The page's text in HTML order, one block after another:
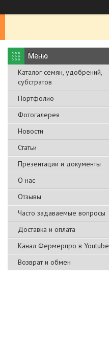
Каталог семян, удобрений,
субстратов
Портфолио
Фотогалерея
Новости
Статьи
Презентации и документы
О нас
Отзывы
Часто задаваемые вопросы
Доставка и оплата
Канал Фермерпро в Youtube
Возврат и обмен